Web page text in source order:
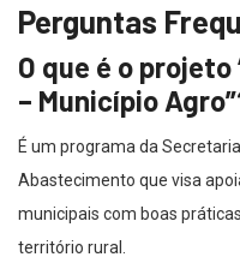
Perguntas
O que é o projeto
– Município
É um programa da
Abastecimento que visa
municipais com boas
território rural.